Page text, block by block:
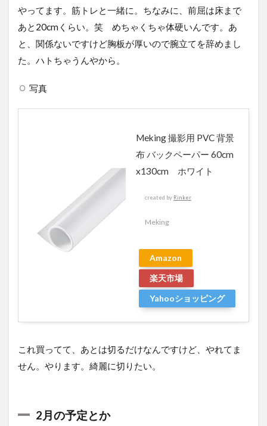
やってます。筋トレと一緒に。ちなみに、前屈は床まで
あと20cmくらい。笑 めちゃくちゃ体硬いんです。あ
と、関係ないですけど胸板が厚いので腕立てを辞めまし
た。ハトちゃうんやから。
写真
Meking 撮影用 PVC 背景
布 バックペーパー 60cm
x130cm ホワイト
created by Rinker
Meking
Amazon
楽天市場
Yahooショッピング
これ買ってて、あとは切るだけなんですけど、やれてま
せん。やります。綺麗に切りたい。
2月の予定とか